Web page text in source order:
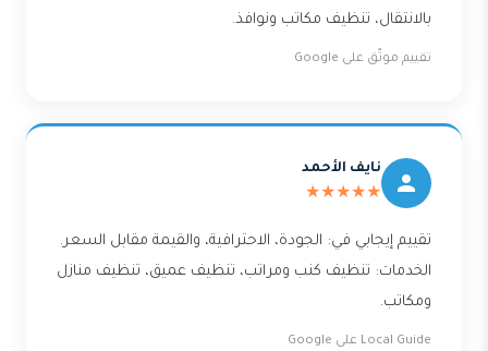
بالانتقال، تنظيف مكاتب ونوافذ.
تقييم موثّق على Google
نايف الأحمد
★★★★★
تقييم إيجابي في: الجودة، الاحترافية، والقيمة مقابل السعر.
الخدمات: تنظيف كنب ومراتب، تنظيف عميق، تنظيف منازل
ومكاتب.
Local Guide على Google